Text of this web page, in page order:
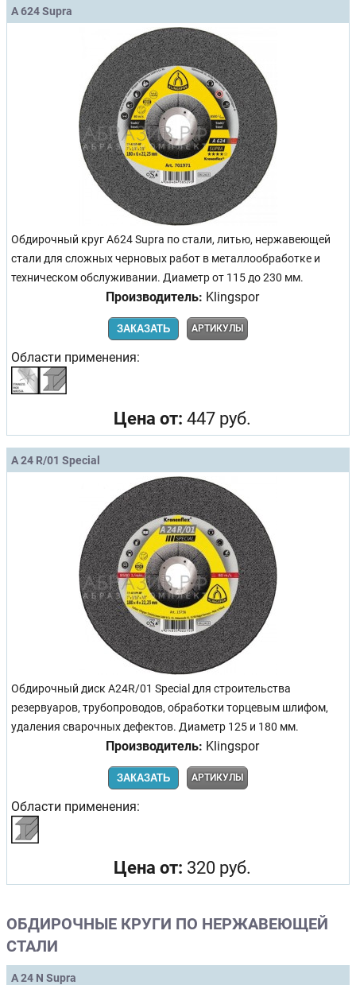
A 624 Supra
Обдирочный круг A624 Supra по стали, литью, нержавеющей
стали для сложных черновых работ в металлообработке и
техническом обслуживании. Диаметр от 115 до 230 мм.
Производитель: Klingspor
ЗАКАЗАТЬ АРТИКУЛЫ
Области применения:
Цена от: 447 руб.
A 24 R/01 Special
Обдирочный диск A24R/01 Special для строительства
резервуаров, трубопроводов, обработки торцевым шлифом,
удаления сварочных дефектов. Диаметр 125 и 180 мм.
Производитель: Klingspor
ЗАКАЗАТЬ АРТИКУЛЫ
Области применения:
Цена от: 320 руб.
ОБДИРОЧНЫЕ КРУГИ ПО НЕРЖАВЕЮЩЕЙ
СТАЛИ
A 24 N Supra